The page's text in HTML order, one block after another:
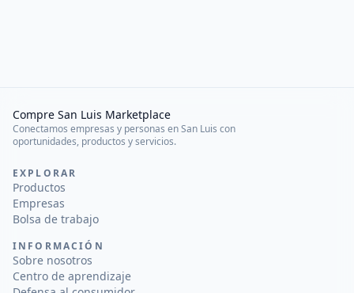
Compre San Luis Marketplace
Conectamos empresas y personas en San Luis con
oportunidades, productos y servicios.
EXPLORAR
Productos
Empresas
Bolsa de trabajo
INFORMACIÓN
Sobre nosotros
Centro de aprendizaje